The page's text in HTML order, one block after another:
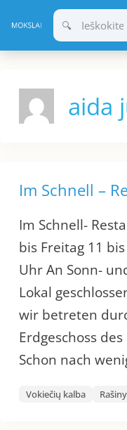
prie
turinio
aida
Im Schnell –
Im Schnell-
bis Freitag 11
Uhr An Sonn-
Lokal
wir betreten
Erdgeschoss
Schon nach
Vokiečių kalba